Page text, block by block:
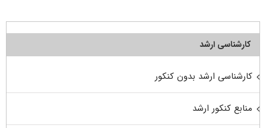
کارشناسی ارشد
کارشناسی ارشد بدون کنکور
منابع کنکور ارشد